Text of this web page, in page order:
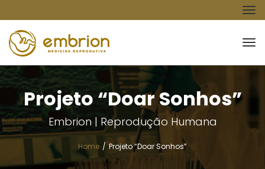
Projeto “Doar Sonhos”
Embrion | Reprodução Humana
Home / Projeto “Doar Sonhos”